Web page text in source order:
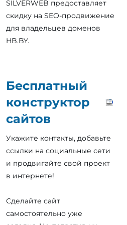
Бесплатный
конструктор
сайтов
Укажите контакты, добавьте
ссылки на социальные сети
и продвигайте свой проект
в интернете!
Сделайте сайт
самостоятельно уже
SILVERWEB предоставляет
скидку на SEO-продвижение
для владельцев доменов
HB.BY.